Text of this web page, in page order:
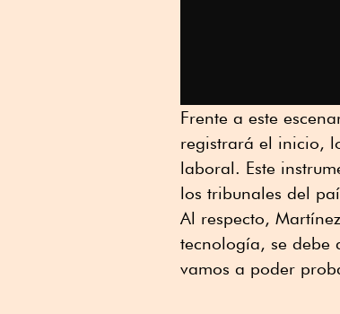
Frente a este
registrará el inicio,
laboral. Este
los tribunales del
Al respecto,
tecnología, se debe
vamos a poder